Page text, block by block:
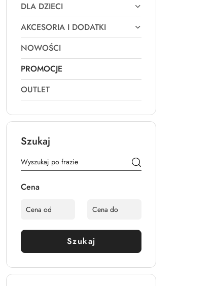
DLA DZIECI
AKCESORIA I DODATKI
NOWOŚCI
PROMOCJE
OUTLET
Szukaj
Cena
Szukaj